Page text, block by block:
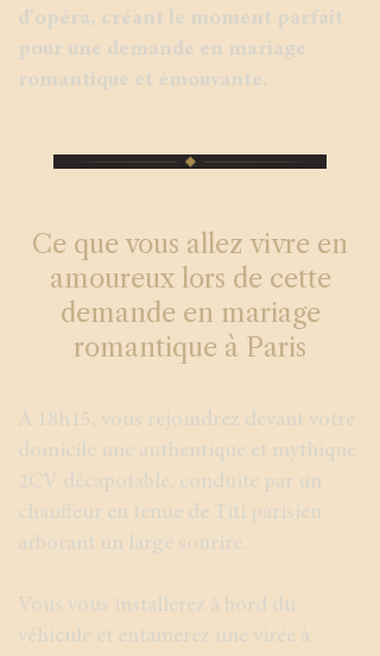
d'opéra, créant le moment parfait
pour une demande en mariage
romantique et émouvante.
Ce que vous allez vivre en
amoureux lors de cette
demande en mariage
romantique à Paris
À 18h15, vous rejoindrez devant votre
domicile une authentique et mythique
2CV décapotable, conduite par un
chauffeur en tenue de Titi parisien
arborant un large sourire.
Vous vous installerez à bord du
véhicule et entamerez une virée à